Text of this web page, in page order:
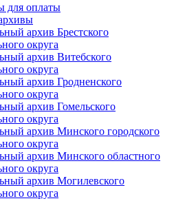
для оплаты
архив Брестского
округа
архив Витебского
округа
архив Гродненского
округа
архив Гомельского
округа
архив Минского городского
округа
архив Минского областного
округа
архив Могилевского
округа